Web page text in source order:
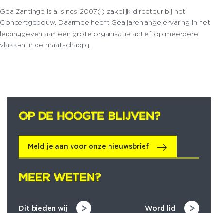
Gea Zantinge is al sinds 2007(!) zakelijk directeur bij het
Concertgebouw. Daarmee heeft Gea jarenlange ervaring in het
leidinggeven aan een grote organisatie actief op meerdere
vlakken in de maatschappij.
OP DE HOOGTE BLIJVEN?
OP DE HOOGTE BLIJVEN?
Meld je aan voor onze nieuwsbrief
MEER WETEN?
MEER WETEN?
Dit bieden wij Word lid